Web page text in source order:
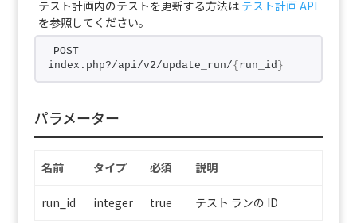
テスト計画内のテストを更新する方法は テスト計画 API
を参照してください。
POST
index.php?/api/v2/update_run/{ run_id }
パラメーター
名前 タイプ 必須 説明
run_id integer true テスト ランの ID